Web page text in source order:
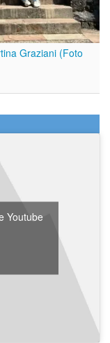
Graziani (Foto
Youtube